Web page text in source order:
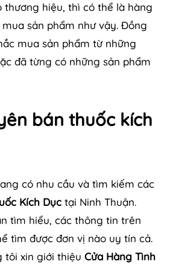
thương hiệu, thì có thể là hàng
sản phẩm như vậy. Đồng
mua sản phẩm từ những
đã từng có những sản phẩm
bán thuốc kích
có nhu cầu và tìm kiếm các
Kích Dục tại Ninh Thuận.
tìm hiểu, các thông tin trên
tìm được đơn vị nào uy tín cả.
tôi xin giới thiệu Cửa Hàng Tình